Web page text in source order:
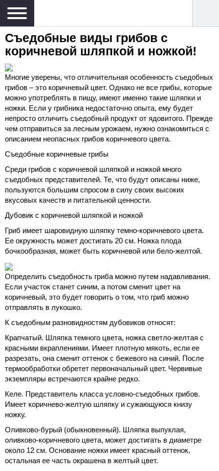
Съедобные виды грибов с
коричневой шляпкой и ножкой!
Многие уверены, что отличительная особенность съедобных
грибов – это коричневый цвет. Однако не все грибы, которые
можно употреблять в пищу, имеют именно такие шляпки и
ножки. Если у грибника недостаточно опыта, ему будет
непросто отличить съедобный продукт от ядовитого. Прежде
чем отправиться за лесным урожаем, нужно ознакомиться с
описанием неопасных грибов коричневого цвета.
Съедобные коричневые грибы
Среди грибов с коричневой шляпкой и ножкой много
съедобных представителей. Те, что будут описаны ниже,
пользуются большим спросом в силу своих высоких
вкусовых качеств и питательной ценности.
Дубовик с коричневой шляпкой и ножкой
Гриб имеет шаровидную шляпку темно-коричневого цвета.
Ее окружность может достигать 20 см. Ножка плода
бочкообразная, может быть коричневой или бело-желтой.
Определить съедобность гриба можно путем надавливания.
Если участок станет синим, а потом сменит цвет на
коричневый, это будет говорить о том, что гриб можно
отправлять в лукошко.
К съедобным разновидностям дубовиков относят:
Крапчатый. Шляпка темного цвета, ножка светло-желтая с
красными вкраплениями. Имеет плотную мякоть, если ее
разрезать, она сменит оттенок с бежевого на синий. После
термообработки обретет первоначальный цвет. Червивые
экземпляры встречаются крайне редко.
Келе. Представитель класса условно-съедобных грибов.
Имеет коричнево-желтую шляпку и сужающуюся книзу
ножку.
Оливково-бурый (обыкновенный). Шляпка выпуклая,
оливково-коричневого цвета, может достигать в диаметре
около 12 см. Основание ножки имеет красный оттенок,
остальная ее часть окрашена в желтый цвет.